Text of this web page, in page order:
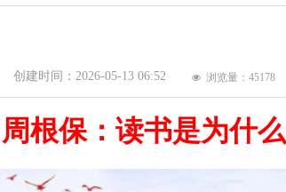
周根保： 读书是为什么
创建时间： 2026-05-13 06:52 넶 浏览量：45178